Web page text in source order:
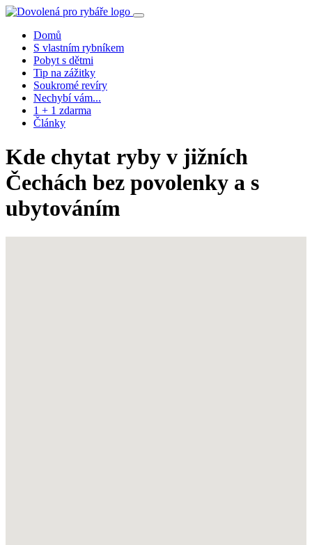
Domů
S vlastním rybníkem
Pobyt s dětmi
Tip na zážitky
Soukromé revíry
Nechybí vám...
1 + 1 zdarma
Články
Kde chytat ryby v jižních
Čechách bez povolenky a s
ubytováním